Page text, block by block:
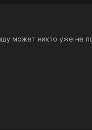
может никто уже не